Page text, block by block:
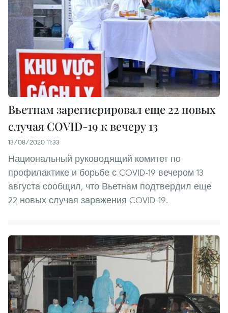
Вьетнам зарегисрировал еще 22 новых
случая COVID-19 к вечеру 13
13/08/2020 11:33
Национальный руководящий комитет по
профилактике и борьбе с COVID-19 вечером 13
августа сообщил, что Вьетнам подтвердил еще
22 новых случая заражения COVID-19.